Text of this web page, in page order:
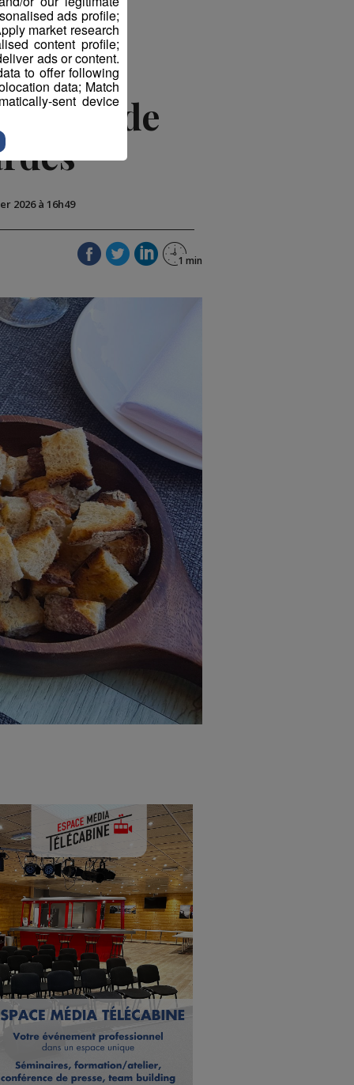
de
2026 à 16h49
ads profile;
market research
content profile;
ads or content.
to offer following
data; Match
sent device